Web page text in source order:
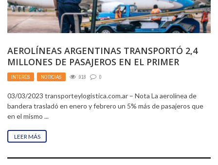
AEROLÍNEAS ARGENTINAS TRANSPORTÓ 2,4
MILLONES DE PASAJEROS EN EL PRIMER
BIMESTRE DEL AÑO
INTERÉS , NOTICIAS 918 0
03/03/2023 transporteylogistica.com.ar – Nota La aerolínea de
bandera trasladó en enero y febrero un 5% más de pasajeros que
en el mismo ...
LEER MÁS